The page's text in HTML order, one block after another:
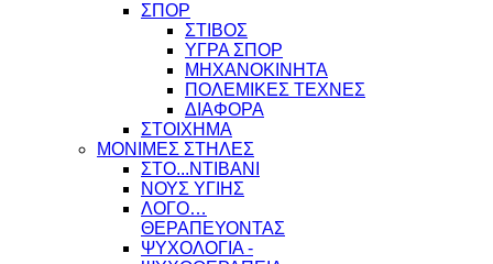
ΣΠΟΡ
ΣΤΙΒΟΣ
ΥΓΡΑ ΣΠΟΡ
ΜΗΧΑΝΟΚΙΝΗΤΑ
ΠΟΛΕΜΙΚΕΣ ΤΕΧΝΕΣ
ΔΙΑΦΟΡΑ
ΣΤΟΙΧΗΜΑ
ΜΟΝΙΜΕΣ ΣΤΗΛΕΣ
ΣΤΟ...ΝΤΙΒΑΝΙ
ΝΟΥΣ ΥΓΙΗΣ
ΛΟΓΟ…
ΘΕΡΑΠΕΥΟΝΤΑΣ
ΨΥΧΟΛΟΓΙΑ -